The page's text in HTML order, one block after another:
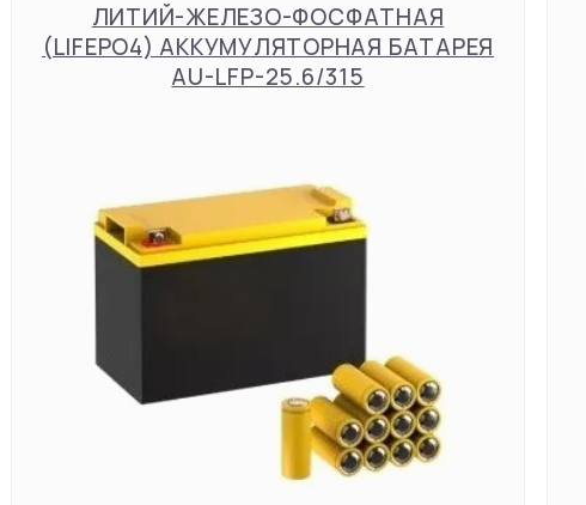
ЛИТИЙ-ЖЕЛЕЗО-ФОСФАТНАЯ
(LIFEPO4) АККУМУЛЯТОРНАЯ БАТАРЕЯ
AU-LFP-25.6/315